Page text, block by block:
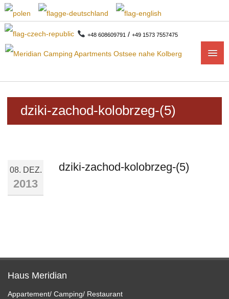
+48 608609791 / +49 1573 7557475
START
APARTMENTS
2-ZIMMER-APARTMENTS
CAMPING
ANGEBOTE
ERLEBEN
dziki-zachod-kolobrzeg-(5)
08. DEZ.
2013
dziki-zachod-kolobrzeg-(5)
Haus Meridian
Appartement/ Camping/ Restaurant